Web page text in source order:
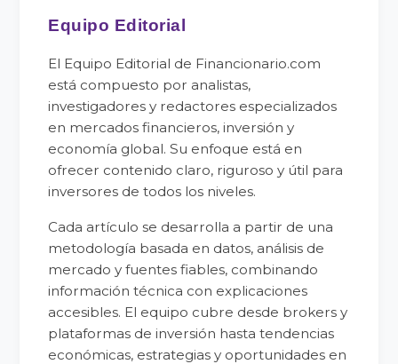
Equipo Editorial
El Equipo Editorial de Financionario.com
está compuesto por analistas,
investigadores y redactores especializados
en mercados financieros, inversión y
economía global. Su enfoque está en
ofrecer contenido claro, riguroso y útil para
inversores de todos los niveles.
Cada artículo se desarrolla a partir de una
metodología basada en datos, análisis de
mercado y fuentes fiables, combinando
información técnica con explicaciones
accesibles. El equipo cubre desde brokers y
plataformas de inversión hasta tendencias
económicas, estrategias y oportunidades en